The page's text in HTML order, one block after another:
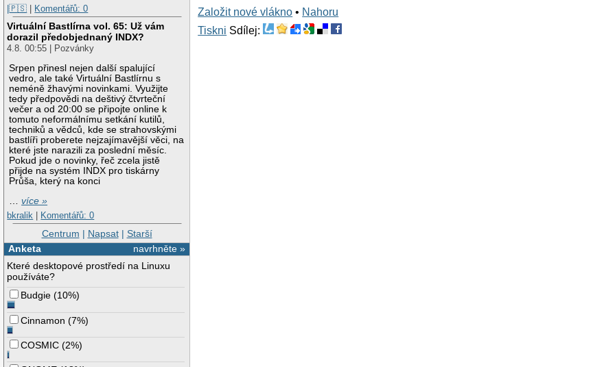
|🇵🇸 | Komentářů: 0
Virtuální Bastlírna vol. 65: Už vám
dorazil předobjednaný INDX?
4.8. 00:55 | Pozvánky
Srpen přinesl nejen další spalující
vedro, ale také Virtuální Bastlírnu s
neméně žhavými novinkami. Využijte
tedy předpovědi na deštivý čtvrteční
večer a od 20:00 se připojte online k
tomuto neformálnímu setkání kutilů,
techniků a vědců, kde se strahovskými
bastlíři proberete nejzajímavější věci, na
které jste narazili za poslední měsíc.
Pokud jde o novinky, řeč zcela jistě
přijde na systém INDX pro tiskárny
Průša, který na konci
…více »
bkralik
Komentářů: 0
Centrum | Napsat| Starší
navrhněte »
Anketa
Které desktopové prostředí na Linuxu
používáte?
Budgie (10%)
Cinnamon (7%)
COSMIC (2%)
i2c_core               22528  9
videodev               27648  2 bttv
v4l2_common            18816  4 tuner,bttv,compat_ioctl32,videodev
Založit nové vlákno • Nahoru
Tiskni Sdílej: